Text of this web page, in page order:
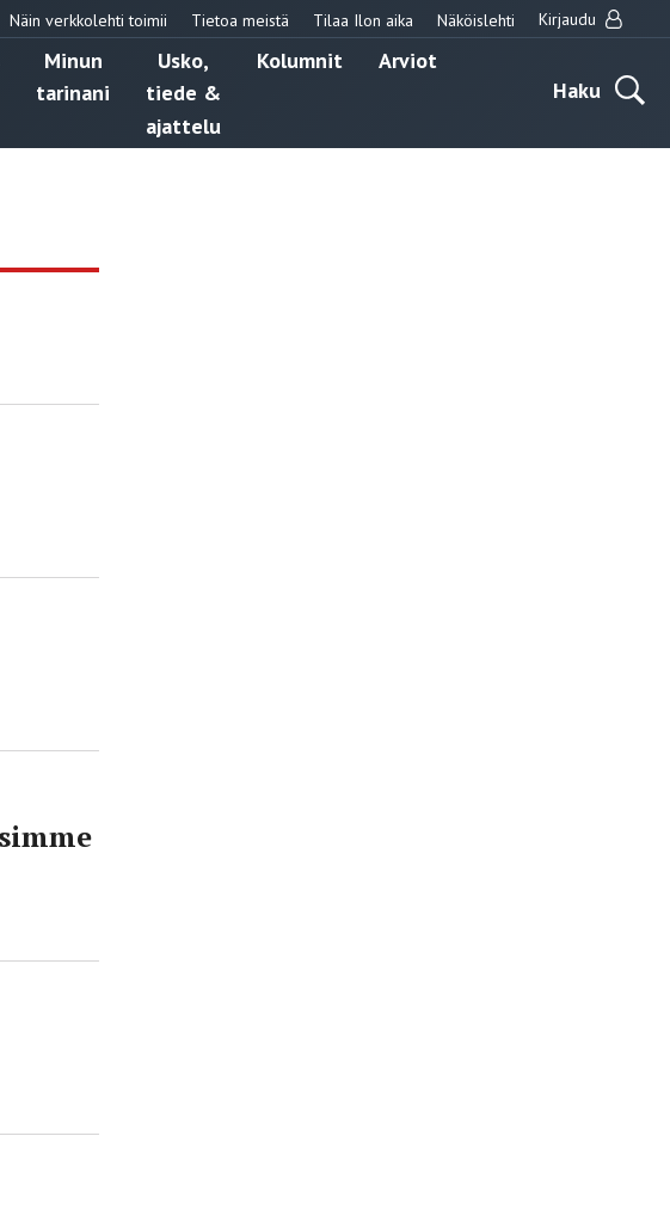
Näin verkkolehti toimii Tietoa meistä Tilaa Ilon aika Näköislehti Kirjaudu
Minun
tarinani
Usko,
tiede &
ajattelu
Kolumnit
Arviot
Haku